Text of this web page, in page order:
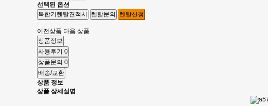
선택된 옵션
복합기렌탈견적서
렌탈문의 렌탈신청
이전상품 다음 상품
상품정보
사용후기 0
상품문의 0
배송/교환
상품 정보
상품 상세설명